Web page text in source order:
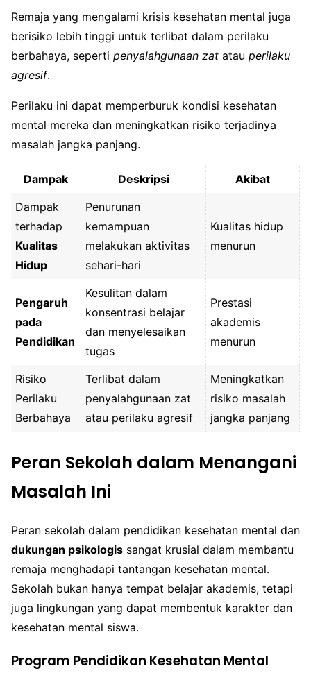
Remaja yang mengalami krisis kesehatan mental juga
berisiko lebih tinggi untuk terlibat dalam perilaku
berbahaya, seperti penyalahgunaan zat atau perilaku
agresif.
Perilaku ini dapat memperburuk kondisi kesehatan
mental mereka dan meningkatkan risiko terjadinya
masalah jangka panjang.
Dampak Deskripsi
Akibat
Dampak
terhadap
Kualitas
Hidup
Penurunan
kemampuan
melakukan aktivitas
sehari-hari
Kualitas hidup
menurun
Pengaruh
pada
Pendidikan
Kesulitan dalam
konsentrasi belajar
dan menyelesaikan
tugas
Prestasi
akademis
menurun
Risiko
Perilaku
Berbahaya
Terlibat dalam
penyalahgunaan zat
atau perilaku agresif
Meningkatkan
risiko masalah
jangka panjang
Peran Sekolah dalam Menangani
Masalah Ini
Peran sekolah dalam pendidikan kesehatan mental dan
dukungan psikologis sangat krusial dalam membantu
remaja menghadapi tantangan kesehatan mental.
Sekolah bukan hanya tempat belajar akademis, tetapi
juga lingkungan yang dapat membentuk karakter dan
kesehatan mental siswa.
Program Pendidikan Kesehatan Mental